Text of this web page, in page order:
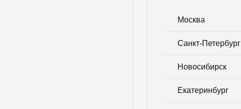
Москва
Санкт-Петербург
Новосибирск
Екатеринбург